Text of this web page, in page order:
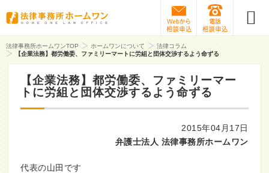
Webから相談予約
法律事務所ホームワンTOP ホームワンについて
法律コラム
【企業法務】都労働委、ファミリーマートに労組と団体交渉するよう命ずる
【企業法務】都労働委、ファミリーマー
トに労組と団体交渉するよう命ずる
2015年04月17日
弁護士法人 法律事務所ホームワン
代表の山田です